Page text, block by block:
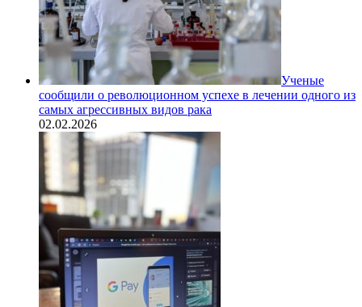
Ученые
сообщили о революционном успехе в лечении одного из
самых агрессивных видов рака
02.02.2026